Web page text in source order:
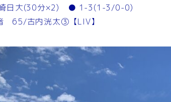
日大(30分×2) ● 1-3(1-3/0-0)
65/古内洸太③【LIV】